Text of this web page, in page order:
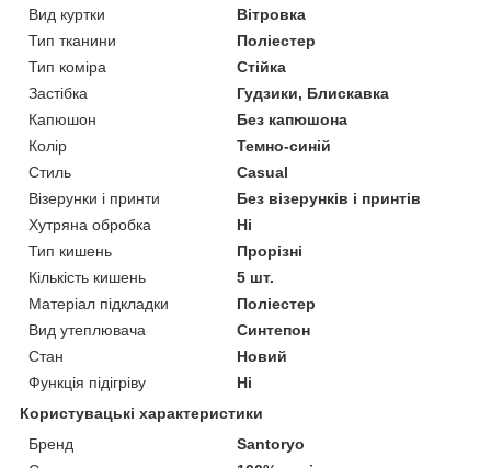
Вид куртки
Вітровка
Тип тканини
Поліестер
Тип коміра
Стійка
Застібка
Гудзики, Блискавка
Капюшон
Без капюшона
Колір
Темно-синій
Стиль
Casual
Візерунки і принти
Без візерунків і принтів
Хутряна обробка
Ні
Тип кишень
Прорізні
Кількість кишень
5 шт.
Матеріал підкладки
Поліестер
Вид утеплювача
Синтепон
Стан
Новий
Функція підігріву
Ні
Користувацькi характеристики
Бренд
Santoryo